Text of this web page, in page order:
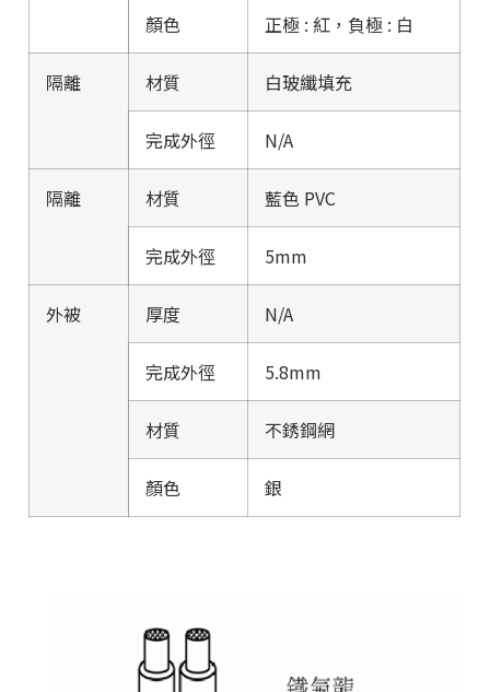
顏色 正極 : 紅，負極 : 白
隔離 材質 白玻纖填充
完成外徑 N/A
隔離 材質 藍色 PVC
完成外徑 5mm
外被 厚度 N/A
完成外徑 5.8mm
材質 不銹鋼網
顏色 銀